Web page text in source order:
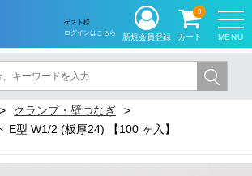
MENU
ゲスト様
ログインはこちら
新規会員登録 カート
0
クランプ・壁つなぎ
E型 W1/2 (板厚24) 【100 ヶ入】